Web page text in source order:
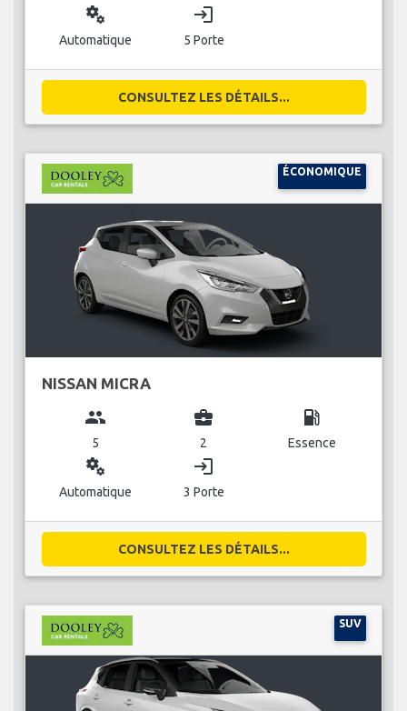
miscellaneous_services
Automatique
login
5 Porte
CONSULTEZ LES DÉTAILS...
ÉCONOMIQUE
NISSAN MICRA
group
5
business_center
2
local_gas_station
Essence
miscellaneous_services
Automatique
login
3 Porte
CONSULTEZ LES DÉTAILS...
SUV